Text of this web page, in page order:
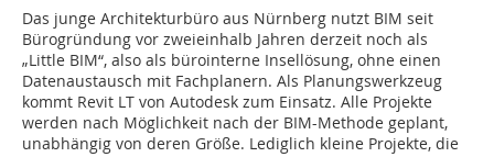
Das junge Architekturbüro aus Nürnberg nutzt BIM seit
Bürogründung vor zweieinhalb Jahren derzeit noch als
„Little BIM“, also als bürointerne Insellösung, ohne einen
Datenaustausch mit Fachplanern. Als Planungswerkzeug
kommt Revit LT von Autodesk zum Einsatz. Alle Projekte
werden nach Möglichkeit nach der BIM-Methode geplant,
unabhängig von deren Größe. Lediglich kleine Projekte, die